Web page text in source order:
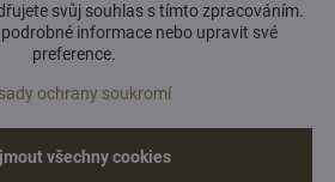
060
svůj souhlas s tímto zpracováním.
informace nebo upravit své
preference.
ochrany soukromí
všechny cookies